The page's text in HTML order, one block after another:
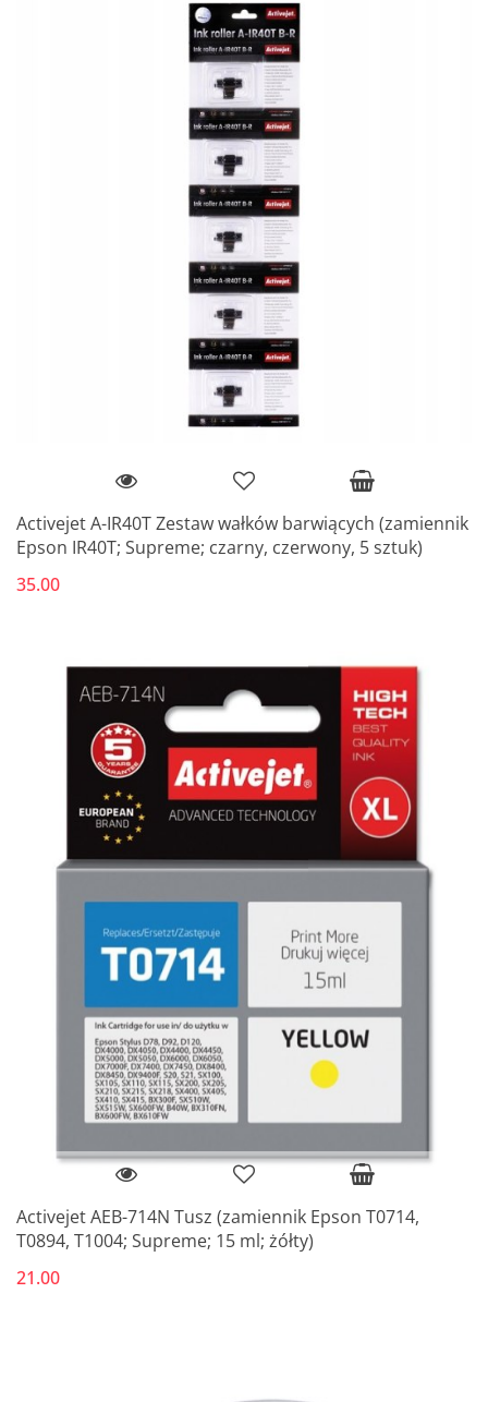
Activejet A-IR40T Zestaw wałków barwiących (zamiennik
Epson IR40T; Supreme; czarny, czerwony, 5 sztuk)
35.00
Activejet AEB-714N Tusz (zamiennik Epson T0714,
T0894, T1004; Supreme; 15 ml; żółty)
21.00